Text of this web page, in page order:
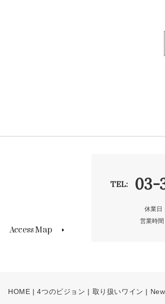
TEL: 03-
休業日
営業時
Access Map
HOME 4つのビジョン 取り扱いワイン